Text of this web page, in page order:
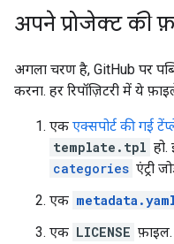
अपने प्रोजेक्ट की
अगला चरण है, GitHub पर
करना. हर रिपॉज़िटरी में ये
एक एक्सपोर्ट की गई
template.tpl
categories एंट्री
एक
एक LICENSE फ़ाइल.